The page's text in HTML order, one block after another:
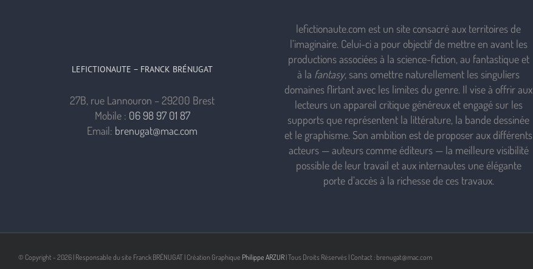
LEFICTIONAUTE – FRANCK BRÉNUGAT
27B, rue Lannouron – 29200 Brest
Mobile : 06 98 97 01 87
Email: brenugat@mac.com
lefictionaute.com est un site consacré aux territoires de
l’imaginaire. Celui-ci a pour objectif de mettre en avant les
productions associées à la science-fiction, au fantastique et
à la fantasy, sans omettre naturellement les singuliers
domaines flirtant avec les limites du genre. Il vise à offrir aux
lecteurs un appareil critique généreux et engagé sur les
supports que représentent la littérature, la bande dessinée
et le graphisme. Son ambition est de proposer aux différents
acteurs — auteurs comme éditeurs — la meilleure visibilité
possible de leur travail et aux internautes une élégante
porte d’accès à la richesse de ces travaux.
© Copyright - 2026 | Responsable du site Franck BRÉNUGAT | Création Graphique Philippe ARZUR | Tous Droits Réservés | Contact : brenugat@mac.com